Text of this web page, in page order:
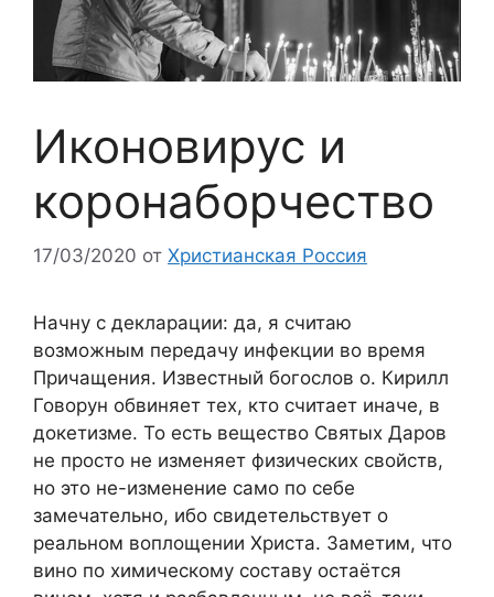
Иконовирус и
коронаборчество
17/03/2020 от Христианская Россия
Начну с декларации: да, я считаю
возможным передачу инфекции во время
Причащения. Известный богослов о. Кирилл
Говорун обвиняет тех, кто считает иначе, в
докетизме. То есть вещество Святых Даров
не просто не изменяет физических свойств,
но это не-изменение само по себе
замечательно, ибо свидетельствует о
реальном воплощении Христа. Заметим, что
вино по химическому составу остаётся